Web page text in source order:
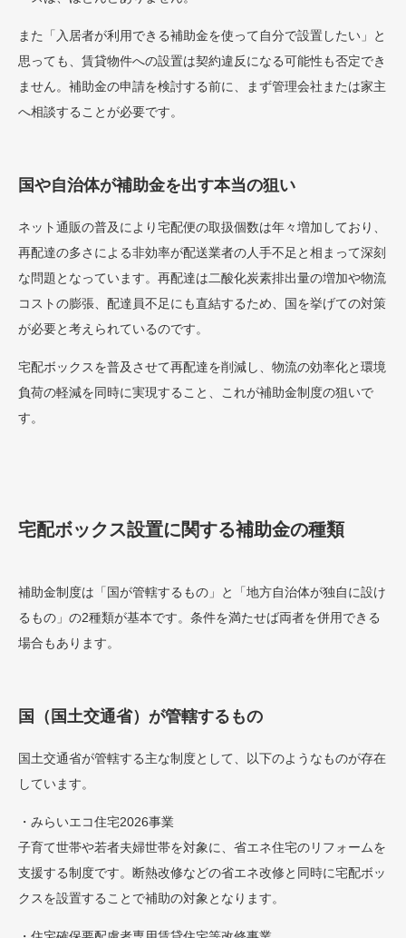
また「入居者が利用できる補助金を使って自分で設置したい」と
思っても、賃貸物件への設置は契約違反になる可能性も否定でき
ません。補助金の申請を検討する前に、まず管理会社または家主
へ相談することが必要です。
国や自治体が補助金を出す本当の狙い
ネット通販の普及により宅配便の取扱個数は年々増加しており、
再配達の多さによる非効率が配送業者の人手不足と相まって深刻
な問題となっています。再配達は二酸化炭素排出量の増加や物流
コストの膨張、配達員不足にも直結するため、国を挙げての対策
が必要と考えられているのです。
宅配ボックスを普及させて再配達を削減し、物流の効率化と環境
負荷の軽減を同時に実現すること、これが補助金制度の狙いで
す。
宅配ボックス設置に関する補助金の種類
補助金制度は「国が管轄するもの」と「地方自治体が独自に設け
るもの」の2種類が基本です。条件を満たせば両者を併用できる
場合もあります。
国（国土交通省）が管轄するもの
国土交通省が管轄する主な制度として、以下のようなものが存在
しています。
・みらいエコ住宅2026事業
子育て世帯や若者夫婦世帯を対象に、省エネ住宅のリフォームを
支援する制度です。断熱改修などの省エネ改修と同時に宅配ボッ
クスを設置することで補助の対象となります。